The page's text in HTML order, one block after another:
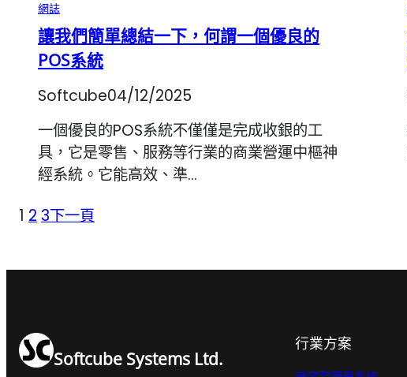
網誌
讓我們簡單總結一下，何謂一個優良的
POS系統
Softcube04/12/2025
一個優良的POS系統不僅僅是完成收銀的工
具，它是零售、服務等行業的商業營運中樞神
經系統。它能高效、準…
1 2 3下一頁
Softcube Systems Ltd.
行業方案